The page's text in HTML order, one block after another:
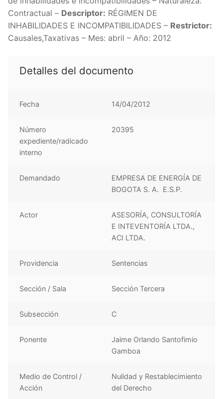
Contractual – Descriptor: RÉGIMEN DE
INHABILIDADES E INCOMPATIBILIDADES – Restrictor:
Causales,Taxativas – Mes: abril – Año: 2012
Detalles del documento
Fecha 14/04/2012
Número
expediente/radicado
interno
20395
Demandado
EMPRESA DE ENERGÍA DE
BOGOTA S. A. E.S.P.
Actor
ASESORÍA, CONSULTORÍA
E INTEVENTORÍA LTDA.,
ACI LTDA.
Providencia Sentencias
Sección / Sala Sección Tercera
Subsección C
Ponente
Jaime Orlando Santofimio
Gamboa
Medio de Control /
Acción
Nulidad y Restablecimiento
del Derecho